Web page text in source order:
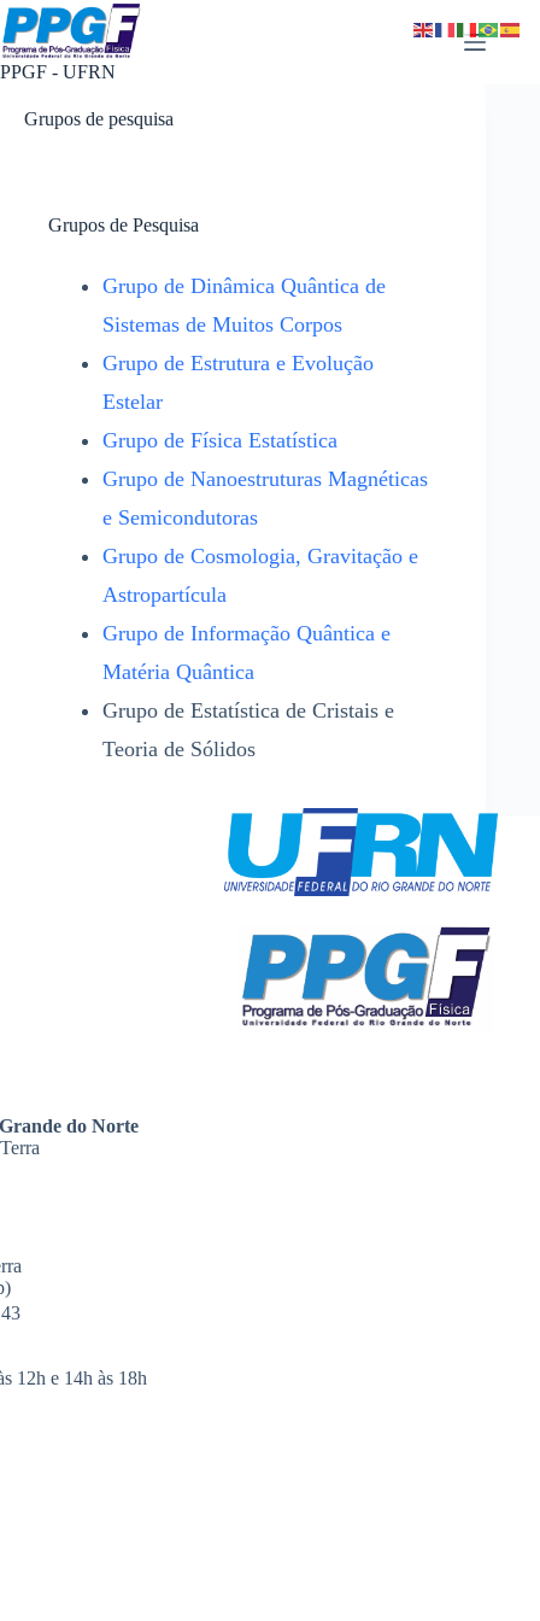
Pular
para
o
conteúdo
PPGF - UFRN
Grupos de pesquisa
Grupos de Pesquisa
Grupo de Dinâmica Quântica de
Sistemas de Muitos Corpos
Grupo de Estrutura e Evolução
Estelar
Grupo de Física Estatística
Grupo de Nanoestruturas Magnéticas
e Semicondutoras
Grupo de Cosmologia, Gravitação e
Astropartícula
Grupo de Informação Quântica e
Matéria Quântica
Grupo de Estatística de Cristais e
Teoria de Sólidos
do Norte
12h e 14h às 18h